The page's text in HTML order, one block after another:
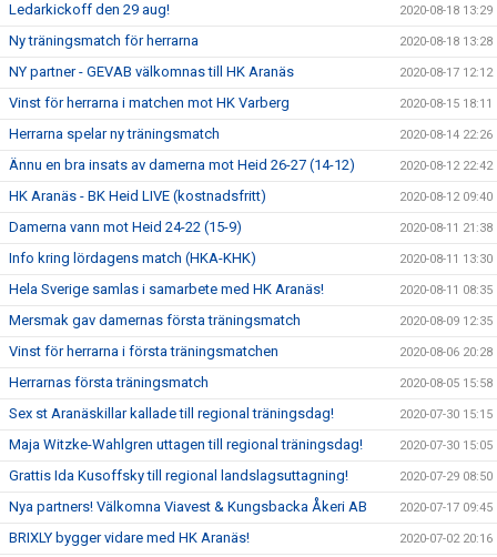
Ledarkickoff den 29 aug! 2020-08-18 13:29
Ny träningsmatch för herrarna 2020-08-18 13:28
NY partner - GEVAB välkomnas till HK Aranäs 2020-08-17 12:12
Vinst för herrarna i matchen mot HK Varberg 2020-08-15 18:11
Herrarna spelar ny träningsmatch 2020-08-14 22:26
Ännu en bra insats av damerna mot Heid 26-27 (14-12) 2020-08-12 22:42
HK Aranäs - BK Heid LIVE (kostnadsfritt) 2020-08-12 09:40
Damerna vann mot Heid 24-22 (15-9) 2020-08-11 21:38
Info kring lördagens match (HKA-KHK) 2020-08-11 13:30
Hela Sverige samlas i samarbete med HK Aranäs! 2020-08-11 08:35
Mersmak gav damernas första träningsmatch 2020-08-09 12:35
Vinst för herrarna i första träningsmatchen 2020-08-06 20:28
Herrarnas första träningsmatch 2020-08-05 15:58
Sex st Aranäskillar kallade till regional träningsdag! 2020-07-30 15:15
Maja Witzke-Wahlgren uttagen till regional träningsdag! 2020-07-30 15:05
Grattis Ida Kusoffsky till regional landslagsuttagning! 2020-07-29 08:50
Nya partners! Välkomna Viavest & Kungsbacka Åkeri AB 2020-07-17 09:45
BRIXLY bygger vidare med HK Aranäs! 2020-07-02 20:16